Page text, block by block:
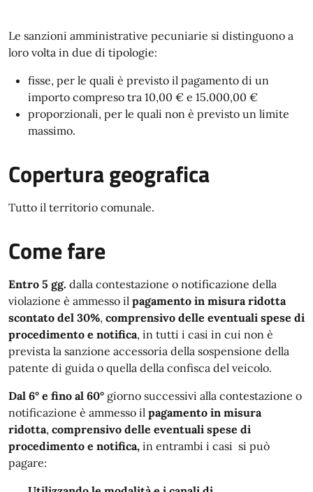
Le sanzioni amministrative pecuniarie si distinguono a
loro volta in due di tipologie:
fisse, per le quali è previsto il pagamento di un
importo compreso tra 10,00 € e 15.000,00 €
proporzionali, per le quali non è previsto un limite
massimo.
Copertura geografica
Tutto il territorio comunale.
Come fare
Entro 5 gg. dalla contestazione o notificazione della
violazione è ammesso il pagamento in misura ridotta
scontato del 30%, comprensivo delle eventuali spese di
procedimento e notifica, in tutti i casi in cui non è
prevista la sanzione accessoria della sospensione della
patente di guida o quella della confisca del veicolo.
Dal 6° e fino al 60° giorno successivi alla contestazione o
notificazione è ammesso il pagamento in misura
ridotta, comprensivo delle eventuali spese di
procedimento e notifica, in entrambi i casi si può
pagare: